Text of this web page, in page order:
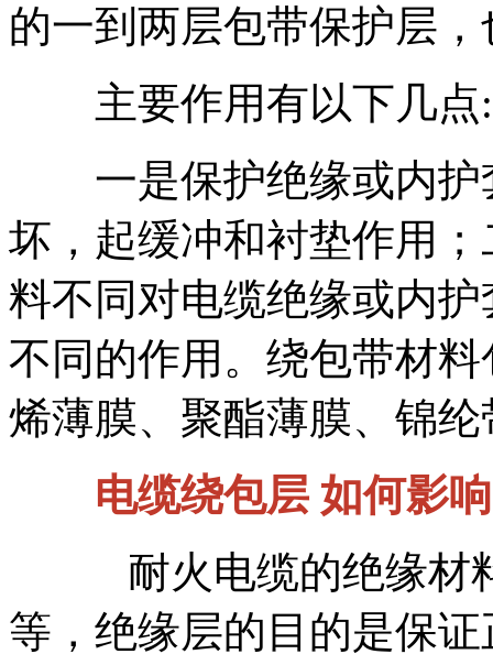
的一到两层包带保护层
主要作用有以下几点:
一是保护绝缘或内护
坏，起缓冲和衬垫作用
料不同对电缆绝缘或内
不同的作用。绕包带材
烯薄膜、聚酯薄膜、锦纶
电缆绕包层 如何影
耐火电缆的绝缘材料
等，绝缘层的目的是保